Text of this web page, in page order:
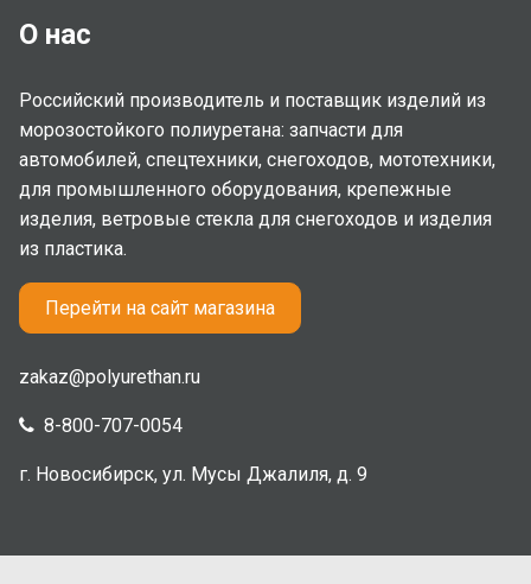
О нас
Российский производитель и поставщик изделий из
морозостойкого полиуретана: запчасти для
автомобилей, спецтехники, снегоходов, мототехники,
для промышленного оборудования, крепежные
изделия, ветровые стекла для снегоходов и изделия
из пластика.
Перейти на сайт магазина
zakaz@polyurethan.ru
8-800-707-0054
г. Новосибирск, ул. Мусы Джалиля, д. 9